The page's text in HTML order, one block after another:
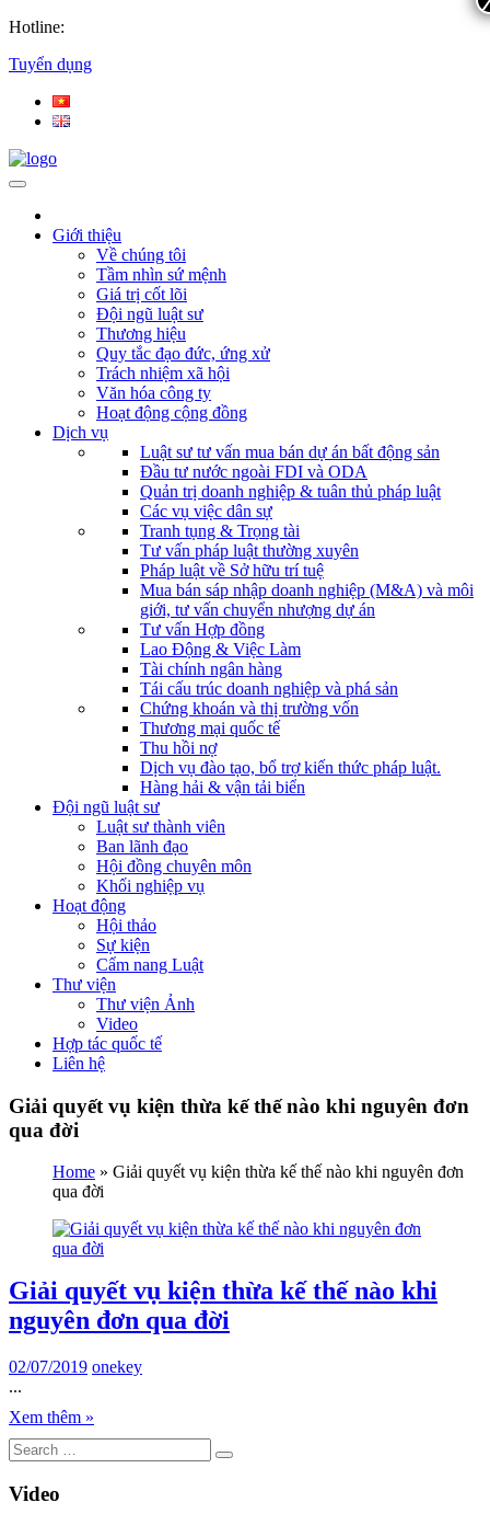
Hotline:
Tuyển dụng
Giới thiệu
Về chúng tôi
Tầm nhìn sứ mệnh
Giá trị cốt lõi
Đội ngũ luật sư
Thương hiệu
Quy tắc đạo đức, ứng xử
Trách nhiệm xã hội
Văn hóa công ty
Hoạt động cộng đồng
Dịch vụ
Luật sư tư vấn mua bán dự án bất động sản
Đầu tư nước ngoài FDI và ODA
Quản trị doanh nghiệp & tuân thủ pháp luật
Các vụ việc dân sự
Tranh tụng & Trọng tài
Tư vấn pháp luật thường xuyên
Pháp luật về Sở hữu trí tuệ
Mua bán sáp nhập doanh nghiệp (M&A) và môi
giới, tư vấn chuyển nhượng dự án
Tư vấn Hợp đồng
Lao Động & Việc Làm
Tài chính ngân hàng
Tái cấu trúc doanh nghiệp và phá sản
Chứng khoán và thị trường vốn
Thương mại quốc tế
Thu hồi nợ
Dịch vụ đào tạo, bổ trợ kiến thức pháp luật.
Hàng hải & vận tải biển
Đội ngũ luật sư
Luật sư thành viên
Ban lãnh đạo
Hội đồng chuyên môn
Khối nghiệp vụ
Hoạt động
Hội thảo
Sự kiện
Cẩm nang Luật
Thư viện
Thư viện Ảnh
Video
Hợp tác quốc tế
Liên hệ
Giải quyết vụ kiện thừa kế thế nào khi nguyên đơn
qua đời
Home » Giải quyết vụ kiện thừa kế thế nào khi nguyên đơn
qua đời
Giải quyết vụ kiện thừa kế thế nào khi
nguyên đơn qua đời
02/07/2019 onekey
...
Xem thêm »
Video